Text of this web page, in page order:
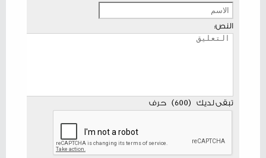
النص:
تبقى لديك (
600
) حرف